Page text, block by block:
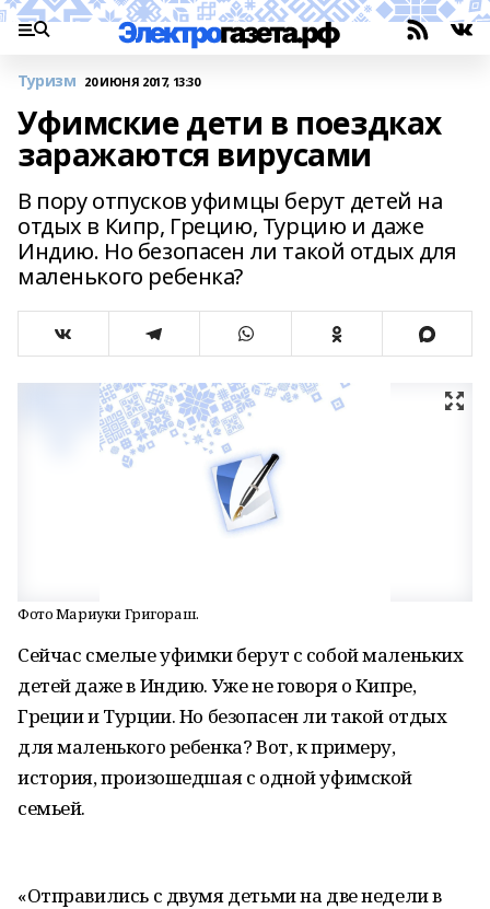
Туризм 20 ИЮНЯ 2017, 13:30
Уфимские дети в поездках
заражаются вирусами
В пору отпусков уфимцы берут детей на
отдых в Кипр, Грецию, Турцию и даже
Индию. Но безопасен ли такой отдых для
маленького ребенка?
Фото Мариуки Григораш.
Сейчас смелые уфимки берут с собой маленьких
детей даже в Индию. Уже не говоря о Кипре,
Греции и Турции. Но безопасен ли такой отдых
для маленького ребенка? Вот, к примеру,
история, произошедшая с одной уфимской
семьей.
«Отправились с двумя детьми на две недели в